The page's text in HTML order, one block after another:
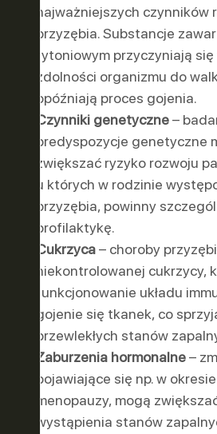
najważniejszych czynników
przyzębia. Substancje
tytoniowym przyczyniają
zdolności organizmu do
opóźniają proces gojenia.
Czynniki genetyczne–
predyspozycje genetyczne
zwiększać ryzyko rozwoju
u których w rodzinie
przyzębia, powinny
profilaktykę.
Cukrzyca– choroby
niekontrolowanej cukrzycy,
funkcjonowanie układu
gojenie się tkanek, co
przewlekłych stanów
Zaburzenia hormonalne–
pojawiające się np. w
menopauzy, mogą
wystąpienia stanów